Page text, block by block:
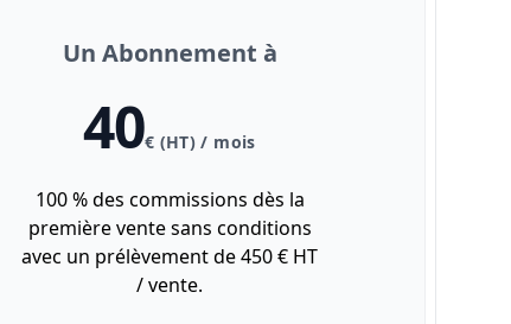
Un Abonnement à
40€ (HT) / mois
100 % des commissions dès la
première vente sans conditions
avec un prélèvement de 450 € HT
/ vente.